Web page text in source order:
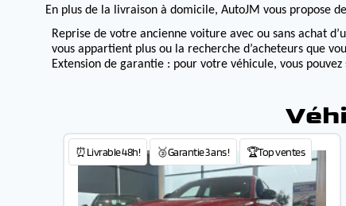
En plus de la livraison à domicile, AutoJM vous propose
Reprise de votre ancienne voiture avec ou sans achat
vous appartient plus ou la recherche d’acheteurs que
Extension de garantie : pour votre véhicule, vous
⏰Livrable 48h! 🥉Garantie 3 ans ! 🏆Top ventes